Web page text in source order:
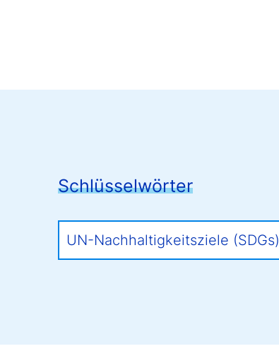
Schlüsselwörter
UN-Nachhaltigkeitsziele (SDGs)